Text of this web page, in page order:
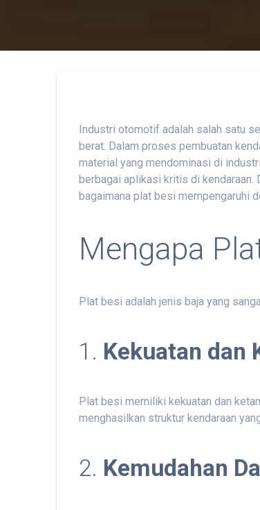
Industri otomotif adalah salah satu
berat. Dalam proses pembuatan
material yang mendominasi di
berbagai aplikasi kritis di kendaraan.
bagaimana plat besi mempengaruhi
Mengapa
Plat besi adalah jenis baja yang
1. Kekuatan dan
Plat besi memiliki kekuatan dan
menghasilkan struktur kendaraan
2. Kemudahan